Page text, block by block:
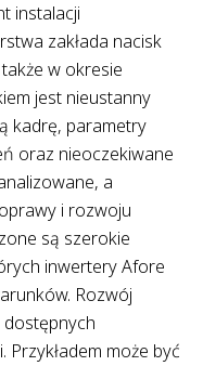
instalacji
zakłada nacisk
w okresie
jest nieustanny
kadrę, parametry
oraz nieoczekiwane
a
i rozwoju
są szerokie
inwertery Afore
Rozwój
dostępnych
może być